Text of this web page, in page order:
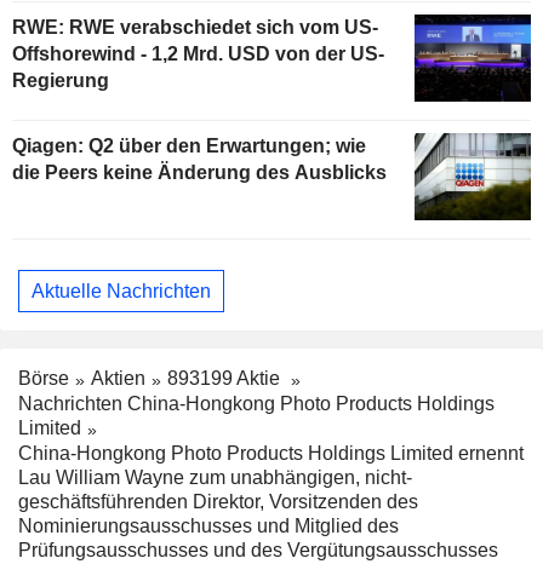
RWE: RWE verabschiedet sich vom US-
Offshorewind - 1,2 Mrd. USD von der US-
Regierung
Qiagen: Q2 über den Erwartungen; wie
die Peers keine Änderung des Ausblicks
Aktuelle Nachrichten
Börse Aktien
893199 Aktie
Nachrichten China-Hongkong Photo Products Holdings
Limited
China-Hongkong Photo Products Holdings Limited ernennt
Lau William Wayne zum unabhängigen, nicht-
geschäftsführenden Direktor, Vorsitzenden des
Nominierungsausschusses und Mitglied des
Prüfungsausschusses und des Vergütungsausschusses